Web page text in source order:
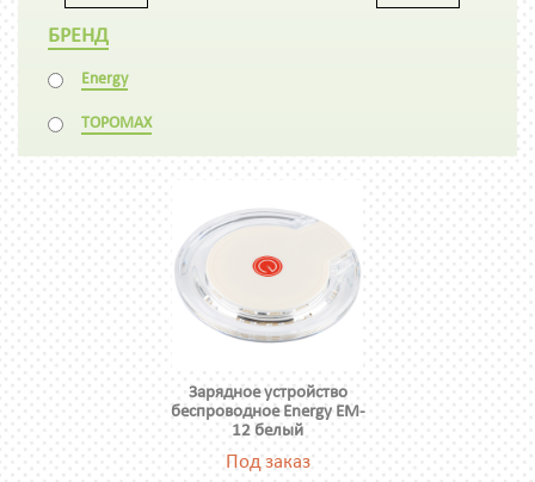
БРЕНД
Energy
TOPOMAX
Зарядное устройство
беспроводное Energy EM-
12 белый
Под заказ